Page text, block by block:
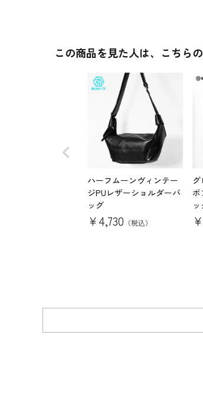
この商品を見た人は、こちら
ハーフムーンヴィンテー
ジPUレザーショルダーバ
ッグ
¥4,730 （税込） ¥